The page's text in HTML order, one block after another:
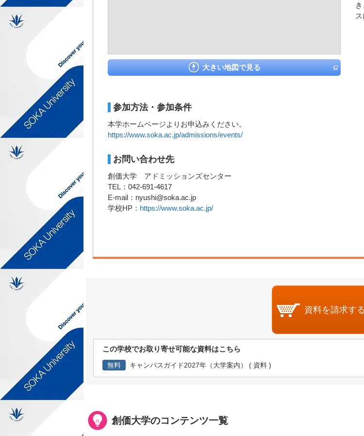
大きい地図で見る
参加方法・参加条件
本学ホームページよりお申込みください。
https://www.soka.ac.jp/admissions/events/
お問い合わせ先
創価大学 アドミッションズセンター
TEL：042-691-4617
E-mail：nyushi@soka.ac.jp
学校HP： https://www.soka.ac.jp/
資料を請求する
この学校でお取り寄せ可能な資料はこちら
無料 キャンパスガイド2027年（大学案内） ( 資料 )
創価大学のコンテンツ一覧